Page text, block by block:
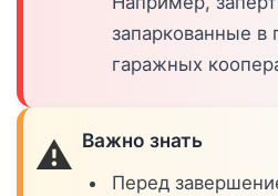
запаркованные в
гаражных
⚠️ Важно знать
Перед